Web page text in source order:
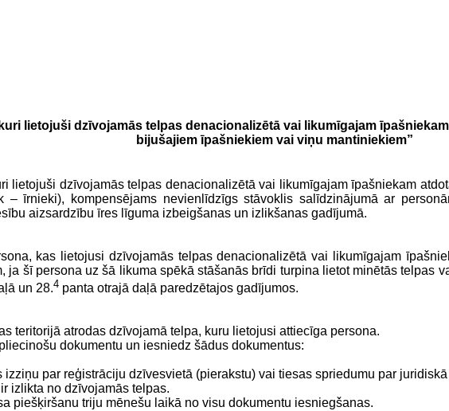
lietojuši dzīvojamās telpas denacionalizētā vai likumīgajam
bijušajiem īpašniekiem vai viņu mantiniekiem”
lietojuši dzīvojamās telpas denacionalizētā vai likumīgajam īpašniekam
– īrnieki), kompensējams nevienlīdzīgs stāvoklis salīdzinājumā ar
aizsardzību īres līguma izbeigšanas un izlikšanas gadījumā.
kas
lietojusi dzīvojamās telpas denacionalizētā vai likumīgajam
, ja šī persona uz šā likuma spēkā stāšanās brīdi turpina lietot minētās telpas
un 28.4 panta otrajā daļā paredzētajos gadījumos.
teritorijā atrodas dzīvojamā telpa, kuru lietojusi attiecīga persona.
dokumentu un iesniedz šādus dokumentus:
par reģistrāciju dzīvesvietā (pierakstu) vai tiesas spriedumu par
izlikta no dzīvojamās telpas.
piešķiršanu triju mēnešu laikā no visu dokumentu iesniegšanas.